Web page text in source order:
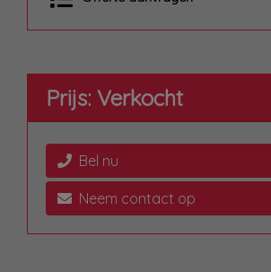
Prijs: Verkocht
Bel nu
Neem contact op